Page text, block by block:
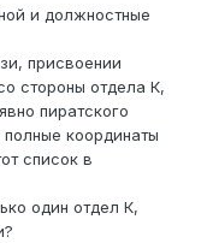
и должностные
присвоении
стороны отдела К,
пиратского
координаты
список в
один отдел К,